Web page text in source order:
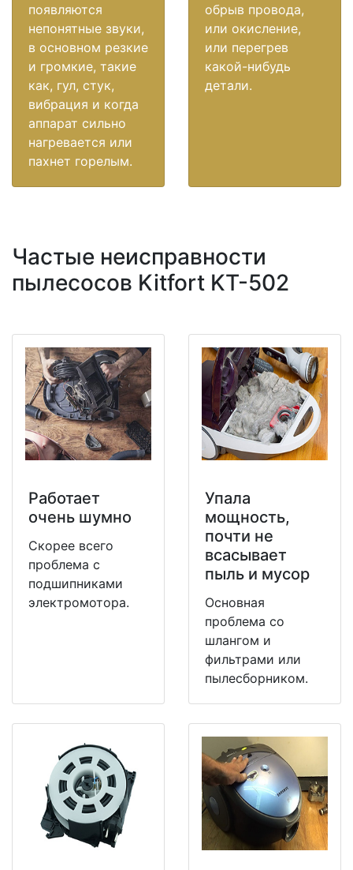
появляются
непонятные звуки,
в основном резкие
и громкие, такие
как, гул, стук,
вибрация и когда
аппарат сильно
нагревается или
пахнет горелым.
обрыв провода,
или окисление,
или перегрев
какой-нибудь
детали.
Частые неисправности
пылесосов Kitfort KT-502
Работает
очень шумно
Скорее всего
проблема с
подшипниками
электромотора.
Упала
мощность,
почти не
всасывает
пыль и мусор
Основная
проблема со
шлангом и
фильтрами или
пылесборником.